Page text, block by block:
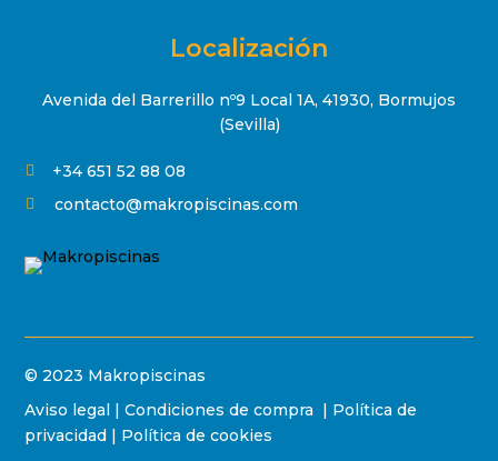
Localización
Avenida del Barrerillo nº9 Local 1A, 41930, Bormujos
(Sevilla)
 +34 651 52 88 08
 contacto@makropiscinas.com
© 2023 Makropiscinas
Aviso legal
|Condiciones de compra
Política de
privacidad
Política de cookies